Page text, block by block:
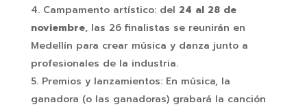
Campamento artístico: del 24 al 28 de
noviembre, las 26 finalistas se reunirán en
Medellín para crear música y danza junto a
profesionales de la industria.
Premios y lanzamientos: En música, la
ganadora (o las ganadoras) grabará la canción